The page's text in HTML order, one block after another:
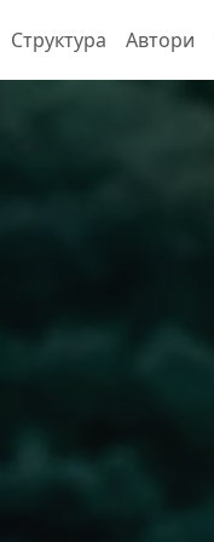
Структура Автори